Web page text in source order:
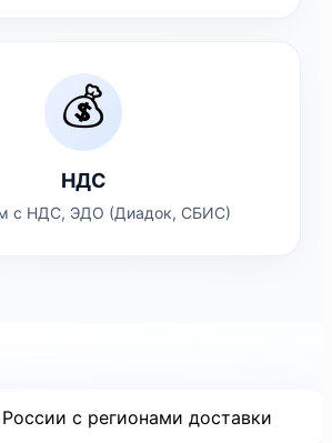
💰
НДС
с НДС, ЭДО (Диадок, СБИС)